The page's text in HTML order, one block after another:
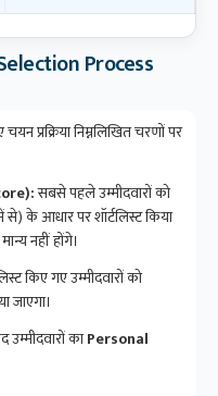
Process
प्रक्रिया निम्नलिखित चरणों पर
सबसे पहले उम्मीदवारों को
के आधार पर शॉर्टलिस्ट किया
मान्य नहीं होंगे।
किए गए उम्मीदवारों को
जाएगा।
उम्मीदवारों काPersonal